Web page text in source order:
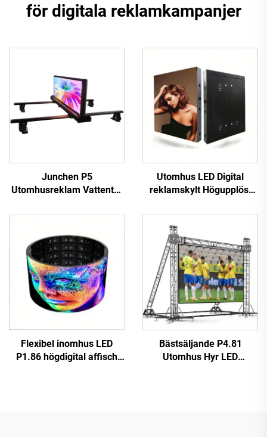
för digitala reklamkampanjer
Junchen P5
Utomhusreklam Vattentät
Taxibilar Videovägg
reklamskärm för bilar
Utomhus LED Digital
reklamskylt Högupplöst
prestanda P10 LED
Videovägg
Jordglovarskärm
Flexibel inomhus LED
P1.86 högdigital affisch
Bästsäljande P4.81
Utomhus Hyr LED